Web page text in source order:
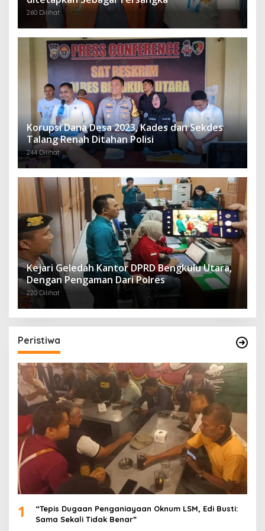
260 Dilihat
Korupsi Dana Desa 2023, Kades dan Sekdes
Talang Renah Ditahan Polisi
244 Dilihat
Kejari Geledah Kantor DPRD Bengkulu Utara,
Dengan Pengaman Dari Polres
220 Dilihat
Peristiwa
1
“Tepis Dugaan Penganiayaan Oknum LSM, Edi Busti:
Sama Sekali Tidak Benar”